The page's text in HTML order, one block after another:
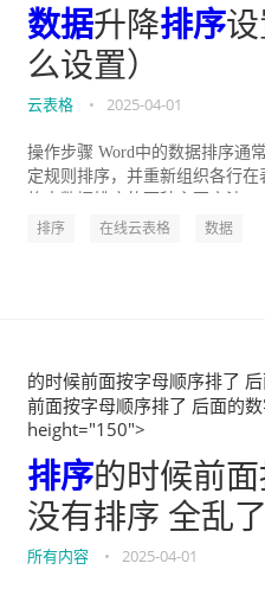
数据升降排序
么设置）
云表格 • 2025-04-01
操作步骤 Word中的数据排序通
定规则排序，并重新组织各行
排序 在线云表格 数据
的时候前面按字母顺序排了
前面按字母顺序排了 后面的
height="150">
排序的时候前
没有排序 全乱
所有内容 • 2025-04-01